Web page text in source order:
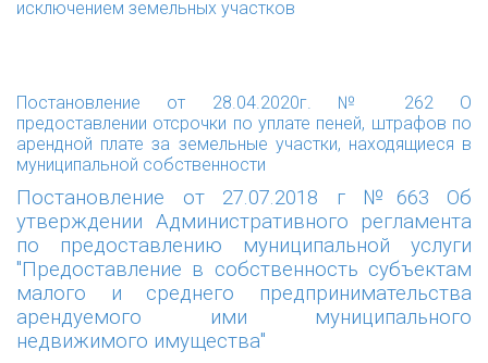
исключением земельных участков
Постановление от 28.04.2020г. № 262 О
предоставлении отсрочки по уплате пеней, штрафов по
арендной плате за земельные участки, находящиеся в
муниципальной собственности
Постановление от 27.07.2018 г №663 Об
утверждении Административного регламента
по предоставлению муниципальной услуги
"Предоставление в собственность субъектам
малого и среднего предпринимательства
арендуемого ими муниципального
недвижимого имущества"